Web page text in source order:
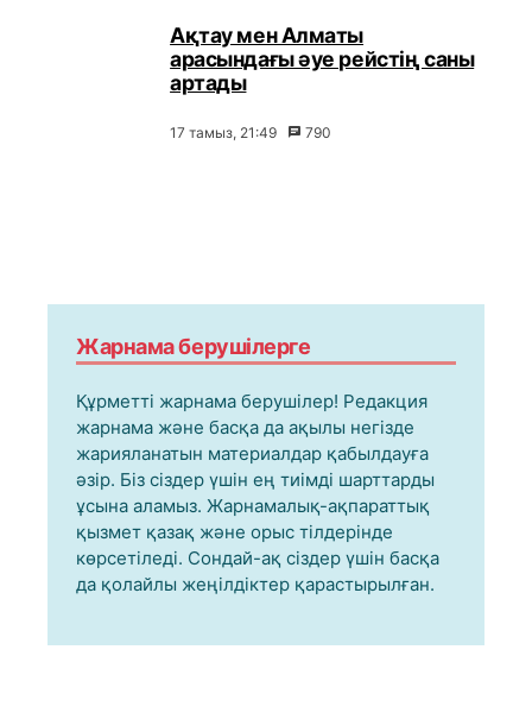
Ақтау мен Алматы
арасындағы әуе рейстің саны
артады
17 тамыз, 21:49 790
Жарнама берушілерге
Құрметті жарнама берушілер! Редакция
жарнама және басқа да ақылы негізде
жарияланатын материалдар қабылдауға
әзір. Біз сіздер үшін ең тиімді шарттарды
ұсына аламыз. Жарнамалық-ақпараттық
қызмет қазақ және орыс тілдерінде
көрсетіледі. Сондай-ақ сіздер үшін басқа
да қолайлы жеңілдіктер қарастырылған.